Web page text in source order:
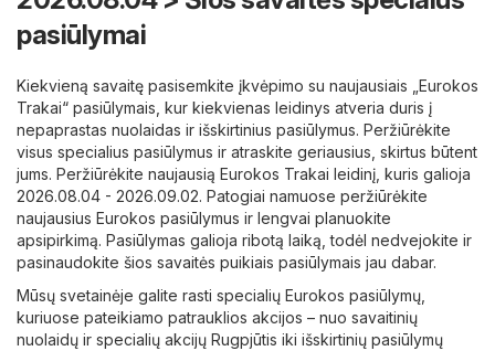
pasiūlymai
Kiekvieną savaitę pasisemkite įkvėpimo su naujausiais „Eurokos
Trakai“ pasiūlymais, kur kiekvienas leidinys atveria duris į
nepaprastas nuolaidas ir išskirtinius pasiūlymus. Peržiūrėkite
visus specialius pasiūlymus ir atraskite geriausius, skirtus būtent
jums. Peržiūrėkite naujausią Eurokos Trakai leidinį, kuris galioja
2026.08.04 - 2026.09.02. Patogiai namuose peržiūrėkite
naujausius Eurokos pasiūlymus ir lengvai planuokite
apsipirkimą. Pasiūlymas galioja ribotą laiką, todėl nedvejokite ir
pasinaudokite šios savaitės puikiais pasiūlymais jau dabar.
Mūsų svetainėje galite rasti specialių Eurokos pasiūlymų,
kuriuose pateikiamo patrauklios akcijos – nuo ​​savaitinių
nuolaidų ir specialių akcijų Rugpjūtis iki išskirtinių pasiūlymų